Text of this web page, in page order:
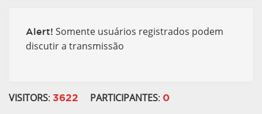
Alert! Somente usuários registrados podem
discutir a transmissão
VISITORS: 3622 PARTICIPANTES: 0